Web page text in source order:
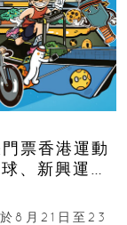
票香港運動
、新興運
8月21日至23